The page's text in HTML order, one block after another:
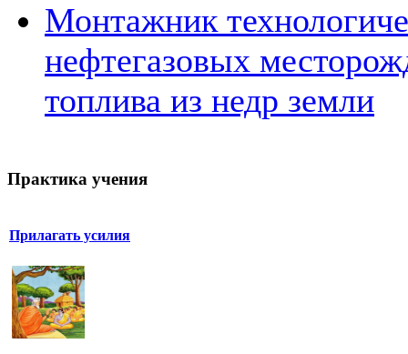
Монтажник
нефтегазовых
топлива из недр земли
Практика учения
Прилагать усилия